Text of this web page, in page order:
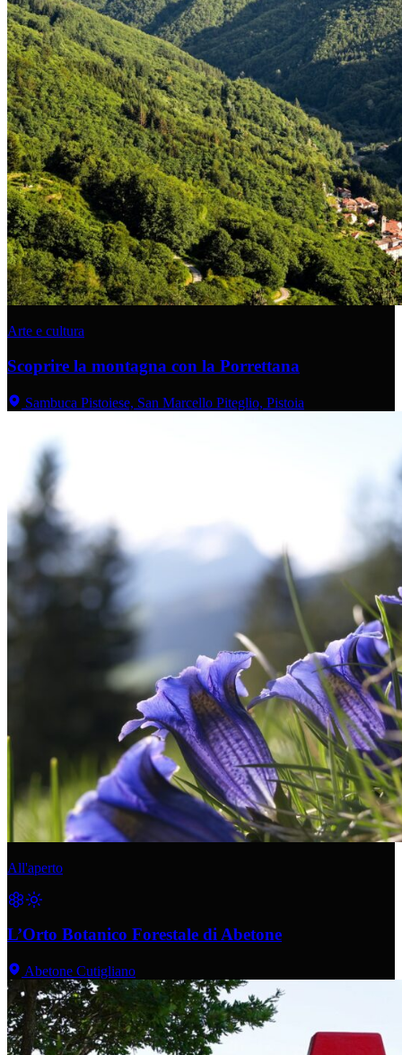
Arte e cultura
Scoprire la montagna con la Porrettana
Sambuca Pistoiese, San Marcello Piteglio, Pistoia
All'aperto
L’Orto Botanico Forestale di Abetone
Abetone Cutigliano